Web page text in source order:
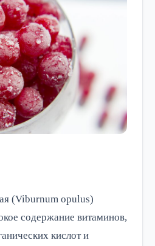
(Viburnum opulus)
содержание витаминов,
кислот и